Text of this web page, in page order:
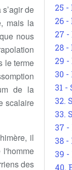
de
mais la
nous
le terme
de la
scalaire
il
des
25 -
26
27
28
29
30
31
32.
33.
37 -
38
39 -
40.